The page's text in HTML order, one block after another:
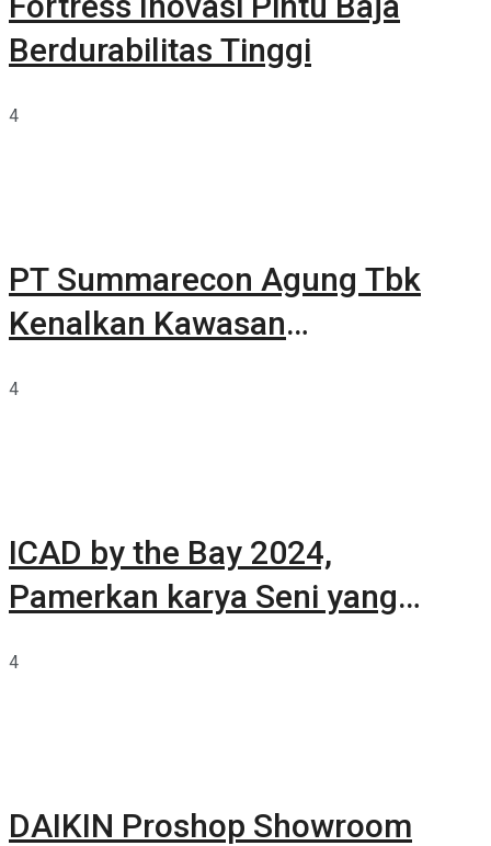
Berdurabilitas Tinggi
4
PT Summarecon Agung Tbk
Kenalkan Kawasan
4
ICAD by the Bay 2024,
Pamerkan karya Seni yang
4
DAIKIN Proshop Showroom